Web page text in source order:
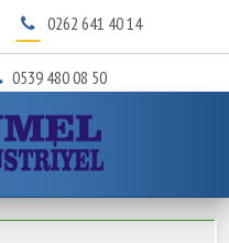
0262 641 40 14
0539 480 08 50